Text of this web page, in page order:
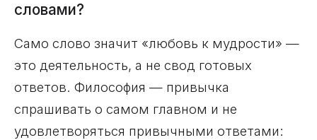
словами?
Само слово значит «любовь к мудрости» —
это деятельность, а не свод готовых
ответов. Философия — привычка
спрашивать о самом главном и не
удовлетворяться привычными ответами: